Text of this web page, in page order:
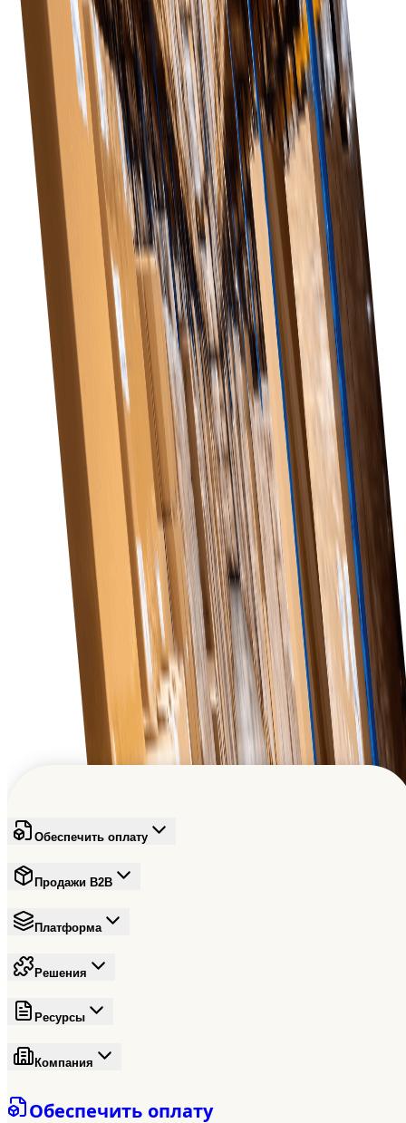
Наше программное обеспечение растет вместе с
вашим бизнесом, удовлетворяя растущие
потребности в закупках по мере расширения
розничных операций.
Повышение эффективности
Упорядочьте процесс закупок, позволив вашей
команде сосредоточиться на стратегических
инициативах, а не на административных задачах.
Улучшение отношений с поставщиками
Улучшение коммуникации и сотрудничества с
поставщиками, что приводит к повышению
качества обслуживания и продукции.
Масштабируемость
Наше программное обеспечение растет вместе с
вашим бизнесом, удовлетворяя растущие
потребности в закупках по мере расширения
розничных операций.
Глобальная деловая сеть
Вдохновляя представителей нового поколения и
способствуя их прогрессу.
Зарегистрируйтесь бесплатно
Обеспечить оплату
Продажи B2B
Платформа
Решения
Ресурсы
Компания
Обеспечить оплату